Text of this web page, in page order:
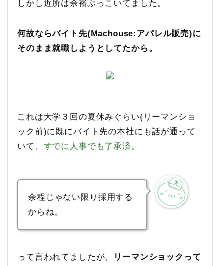
しかし近所は余裕ぶっこいてました。
何故ならバイト先(Machouse:アパレル販売)に
そのまま就職しようとしてたから。
これは大学３回の夏休みぐらい(リーマンショ
ック前)に既にバイト先の本社にも話が通って
いて、 すでに人事でも了承済。
余程じゃない限り採用する
からね。
って言われてましたが、
リーマンショックって